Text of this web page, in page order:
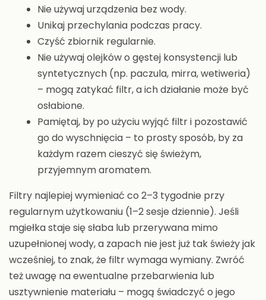
Nie używaj urządzenia bez wody.
Unikaj przechylania podczas pracy.
Czyść zbiornik regularnie.
Nie używaj olejków o gęstej konsystencji lub
syntetycznych (np. paczula, mirra, wetiweria)
– mogą zatykać filtr, a ich działanie może być
osłabione.
Pamiętaj, by po użyciu wyjąć filtr i pozostawić
go do wyschnięcia – to prosty sposób, by za
każdym razem cieszyć się świeżym,
przyjemnym aromatem.
Filtry najlepiej wymieniać co 2–3 tygodnie przy
regularnym użytkowaniu (1–2 sesje dziennie). Jeśli
mgiełka staje się słaba lub przerywana mimo
uzupełnionej wody, a zapach nie jest już tak świeży jak
wcześniej, to znak, że filtr wymaga wymiany. Zwróć
też uwagę na ewentualne przebarwienia lub
usztywnienie materiału – mogą świadczyć o jego